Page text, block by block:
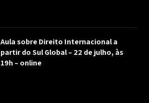
Aula sobre Direito Internacional a
partir do Sul Global – 22 de julho, às
19h – online